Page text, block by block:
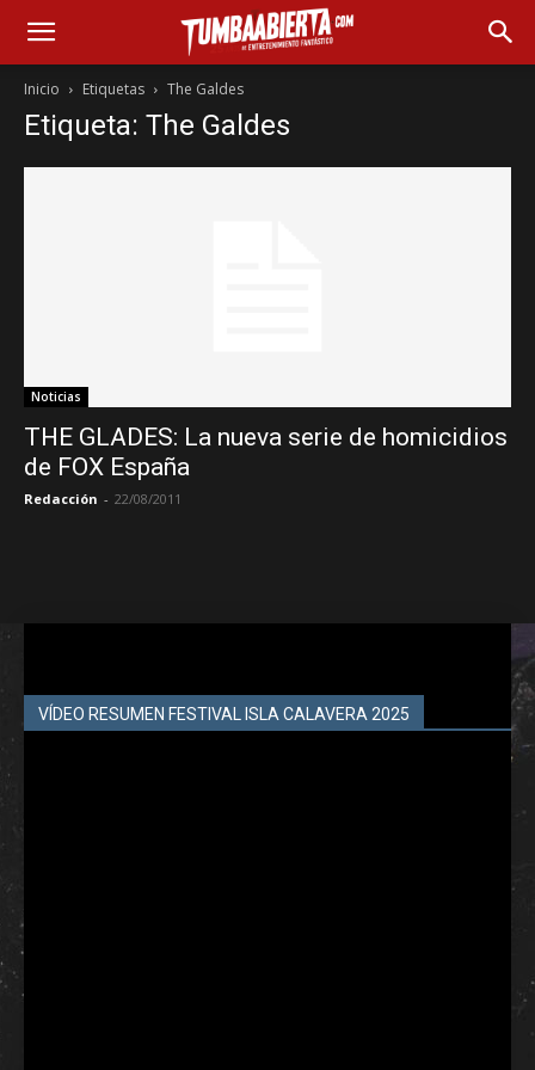
Inicio Etiquetas The Galdes
Etiqueta: The Galdes
Noticias
THE GLADES: La nueva serie de homicidios
de FOX España
Redacción - 22/08/2011
VÍDEO RESUMEN FESTIVAL ISLA CALAVERA 2025